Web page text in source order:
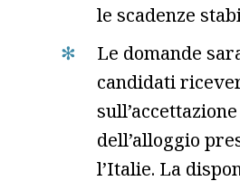
le scadenze
Le domande
candidati
dell’alloggio
l’Italie. La